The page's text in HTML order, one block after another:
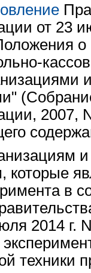
от 23
о
2007,
которые
в
2014 г.
техники